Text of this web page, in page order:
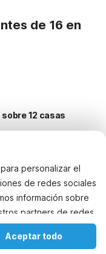
personalizar el
de redes sociales
información sobre
partners de redes
pueden
haya proporcionado
Aceptar todo
de 16 en
12 casas
vacaciones
vacaciones
jornets
san-lorenzo-de-
Riudoms
Cataluna
Cuenta